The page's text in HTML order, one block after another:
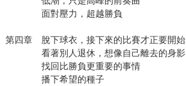
面對壓力，超越勝負
第四章 脫下球衣，接下來的比賽才正要開始
看著別人退休，想像自己離去的身影
找回比勝負更重要的事情
播下希望的種子